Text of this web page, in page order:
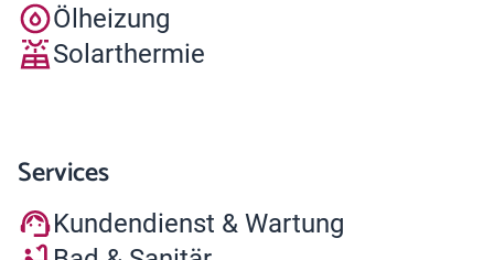
Ölheizung
Solarthermie
Services
Kundendienst & Wartung